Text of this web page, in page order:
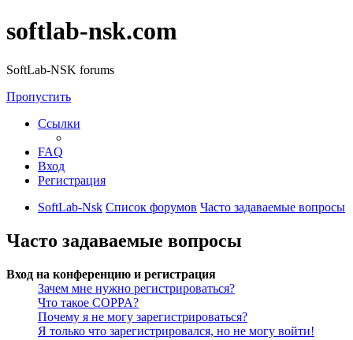
softlab-nsk.com
SoftLab-NSK forums
Пропустить
Ссылки
FAQ
Вход
Регистрация
SoftLab-Nsk Список форумов Часто задаваемые вопросы
Часто задаваемые вопросы
Вход на конференцию и регистрация
Зачем мне нужно регистрироваться?
Что такое COPPA?
Почему я не могу зарегистрироваться?
Я только что зарегистрировался, но не могу войти!